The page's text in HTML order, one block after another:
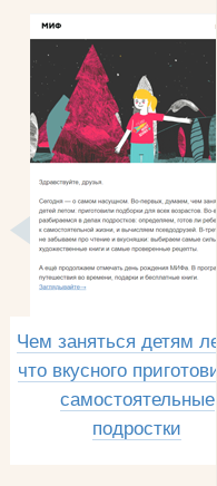
Чем заняться детям
что вкусного
самостоятельные
подростки